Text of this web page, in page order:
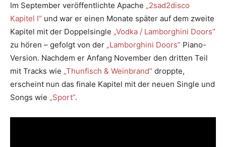
Im September veröffentlichte Apache „2sad2disco
Kapitel I” und war er einen Monate später auf dem zweite
Kapitel mit der Doppelsingle „Vodka / Lamborghini Doors”
zu hören – gefolgt von der „Lamborghini Doors” Piano-
Version. Nachdem er Anfang November den dritten Teil
mit Tracks wie „Thunfisch & Weinbrand” droppte,
erscheint nun das finale Kapitel mit der neuen Single und
Songs wie „Sport”.